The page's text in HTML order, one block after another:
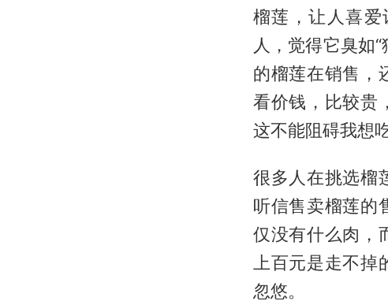
榴莲，让人喜
人，觉得它臭如
的榴莲在销售，
看价钱，比较贵
这不能阻碍我想
很多人在挑选榴
听信售卖榴莲的
仅没有什么肉，
上百元是走不掉
忽悠。